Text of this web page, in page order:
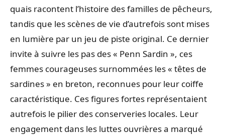
quais racontent l’histoire des familles de pêcheurs,
tandis que les scènes de vie d’autrefois sont mises
en lumière par un jeu de piste original. Ce dernier
invite à suivre les pas des « Penn Sardin », ces
femmes courageuses surnommées les « têtes de
sardines » en breton, reconnues pour leur coiffe
caractéristique. Ces figures fortes représentaient
autrefois le pilier des conserveries locales. Leur
engagement dans les luttes ouvrières a marqué